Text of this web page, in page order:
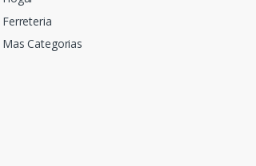
Ferreteria
Mas Categorias